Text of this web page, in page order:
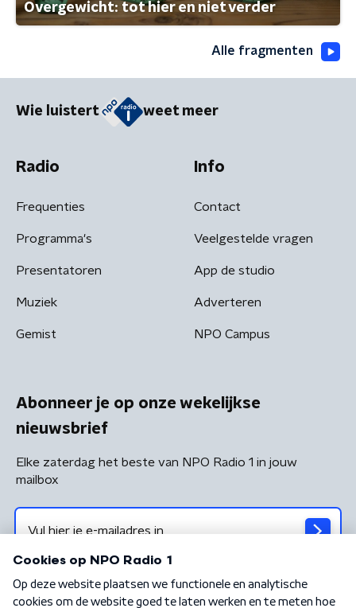
Overgewicht: tot hier en niet verder
Alle fragmenten
Wie luistert weet meer
Radio
Frequenties
Programma's
Presentatoren
Muziek
Gemist
Info
Contact
Veelgestelde vragen
App de studio
Adverteren
NPO Campus
Abonneer je op onze wekelijkse
nieuwsbrief
Elke zaterdag het beste van NPO Radio 1 in jouw
mailbox